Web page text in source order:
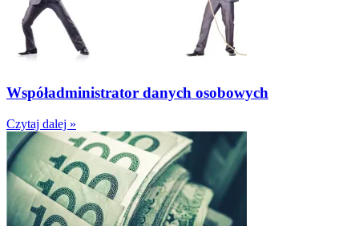
Współadministrator danych osobowych
Czytaj dalej »